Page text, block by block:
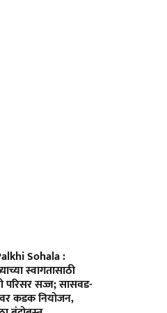
Sohala :
स्वागतासाठी
परिसर सज्ज; सासवड-
कडक नियोजन,